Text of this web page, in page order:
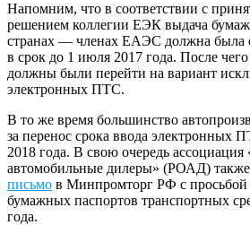
Напомним, что в соответствии с
решением коллегии ЕЭК выдача
странах — членах ЕАЭС должна была
в срок до 1 июля 2017 года. После
должны были перейти на вариант
электронных ПТС.
В то же время большинство
за перенос срока ввода электронных
2018 года. В свою очередь ассоциация
автомобильные дилеры» (РОАД)
письмо в Минпромторг РФ с просьбой
бумажных паспортов транспортных
года.